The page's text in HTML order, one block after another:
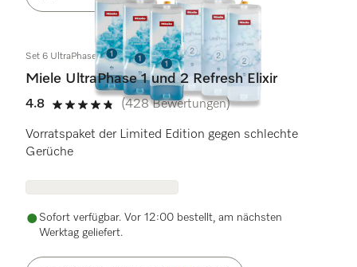
Set 6 UltraPhase Refresh Elixir
Miele UltraPhase 1 und 2 Refresh Elixir
4.8
4.8 von 5 Sternen
(428 Bewertungen)
Vorratspaket der Limited Edition gegen schlechte
Gerüche
Sofort verfügbar. Vor 12:00 bestellt, am nächsten
Werktag geliefert.